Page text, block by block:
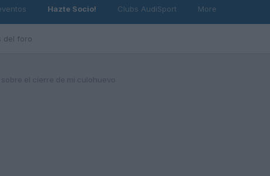
del foro
Hazte Socio! Clubs AudiSport More